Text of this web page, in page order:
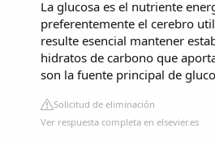
La glucosa es el nutriente
preferentemente el cerebro
resulte esencial mantener
hidratos de carbono que
son la fuente principal de
Solicitud de eliminación
Ver respuesta completa en elsevier.es